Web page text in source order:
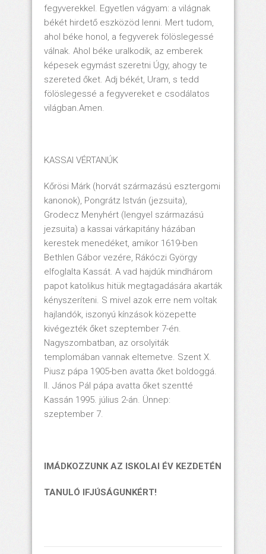
fegyverekkel. Egyetlen vágyam: a világnak
békét hirdető eszközöd lenni. Mert tudom,
ahol béke honol, a fegyverek fölöslegessé
válnak. Ahol béke uralkodik, az emberek
képesek egymást szeretni Úgy, ahogy te
szereted őket. Adj békét, Uram, s tedd
fölöslegessé a fegyvereket e csodálatos
világban.Amen.
KASSAI VÉRTANÚK
Kőrösi Márk (horvát származású esztergomi
kanonok), Pongrátz István (jezsuita),
Grodecz Menyhért (lengyel származású
jezsuita) a kassai várkapitány házában
kerestek menedéket, amikor 1619-ben
Bethlen Gábor vezére, Rákóczi György
elfoglalta Kassát. A vad hajdúk mindhárom
papot katolikus hitük megtagadására akarták
kényszeríteni. S mivel azok erre nem voltak
hajlandók, iszonyú kínzások közepette
kivégezték őket szeptember 7-én.
Nagyszombatban, az orsolyiták
templomában vannak eltemetve. Szent X.
Piusz pápa 1905-ben avatta őket boldoggá.
II. János Pál pápa avatta őket szentté
Kassán 1995. július 2-án. Ünnep:
szeptember 7.
IMÁDKOZZUNK AZ ISKOLAI ÉV KEZDETÉN
TANULÓ IFJÚSÁGUNKÉRT!